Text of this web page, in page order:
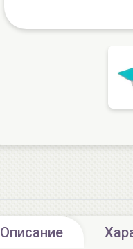
Описание